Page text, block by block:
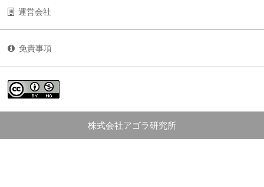
運営会社
免責事項
株式会社アゴラ研究所